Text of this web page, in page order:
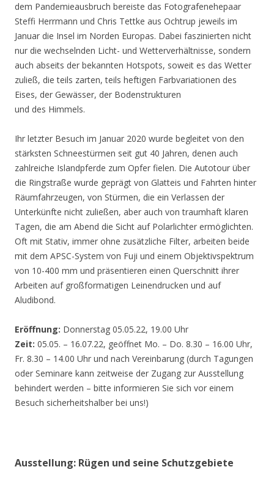
dem Pandemieausbruch bereiste das Fotografenehepaar
Steffi Herrmann und Chris Tettke aus Ochtrup jeweils im
Januar die Insel im Norden Europas. Dabei faszinierten nicht
nur die wechselnden Licht- und Wetterverhältnisse, sondern
auch abseits der bekannten Hotspots, soweit es das Wetter
zuließ, die teils zarten, teils heftigen Farbvariationen des
Eises, der Gewässer, der Bodenstrukturen
und des Himmels.
Ihr letzter Besuch im Januar 2020 wurde begleitet von den
stärksten Schneestürmen seit gut 40 Jahren, denen auch
zahlreiche Islandpferde zum Opfer fielen. Die Autotour über
die Ringstraße wurde geprägt von Glatteis und Fahrten hinter
Räumfahrzeugen, von Stürmen, die ein Verlassen der
Unterkünfte nicht zuließen, aber auch von traumhaft klaren
Tagen, die am Abend die Sicht auf Polarlichter ermöglichten.
Oft mit Stativ, immer ohne zusätzliche Filter, arbeiten beide
mit dem APSC-System von Fuji und einem Objektivspektrum
von 10-400 mm und präsentieren einen Querschnitt ihrer
Arbeiten auf großformatigen Leinendrucken und auf
Aludibond.
Eröffnung: Donnerstag 05.05.22, 19.00 Uhr
Zeit: 05.05. – 16.07.22, geöffnet Mo. – Do. 8.30 – 16.00 Uhr,
Fr. 8.30 – 14.00 Uhr und nach Vereinbarung (durch Tagungen
oder Seminare kann zeitweise der Zugang zur Ausstellung
behindert werden – bitte informieren Sie sich vor einem
Besuch sicherheitshalber bei uns!)
Ausstellung: Rügen und seine Schutzgebiete